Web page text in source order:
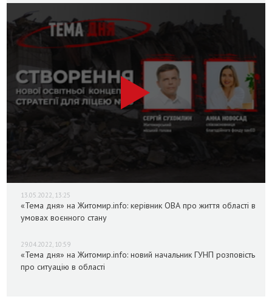
13.05.2022, 13:25
«Тема дня» на Житомир.info: керівник ОВА про життя області в
умовах воєнного стану
29.04.2022, 10:59
«Тема дня» на Житомир.info: новий начальник ГУНП розповість
про ситуацію в області